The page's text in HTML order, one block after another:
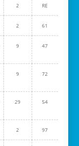
2 RE
2 61
9 47
9 72
29 54
2 97